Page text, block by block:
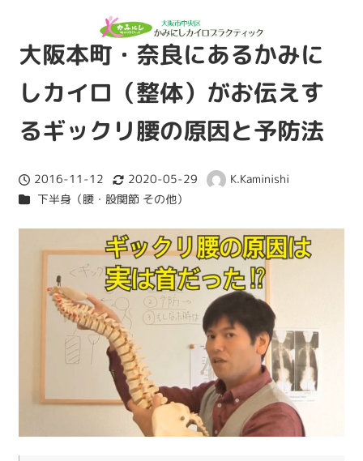
大阪本町・奈良にあるかみに
しカイロ（整体）がお伝えす
るギックリ腰の原因と予防法
投稿日
2016-11-12
更新日
2020-05-29
著
K.Kaminishi
カテゴリー
下半身（腰・股関節 その他）